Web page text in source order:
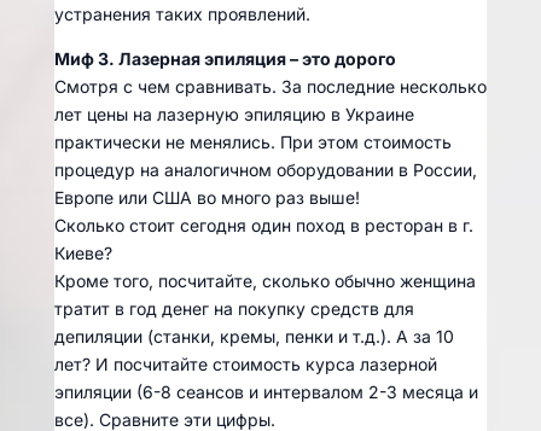
устранения таких проявлений.
Миф 3. Лазерная эпиляция – это дорого
Смотря с чем сравнивать. За последние несколько
лет цены на лазерную эпиляцию в Украине
практически не менялись. При этом стоимость
процедур на аналогичном оборудовании в России,
Европе или США во много раз выше!
Сколько стоит сегодня один поход в ресторан в г.
Киеве?
Кроме того, посчитайте, сколько обычно женщина
тратит в год денег на покупку средств для
депиляции (станки, кремы, пенки и т.д.). А за 10
лет? И посчитайте стоимость курса лазерной
эпиляции (6-8 сеансов и интервалом 2-3 месяца и
все). Сравните эти цифры.